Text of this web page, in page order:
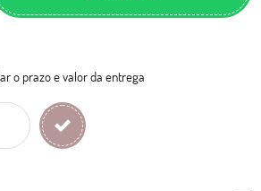
o prazo e valor da entrega